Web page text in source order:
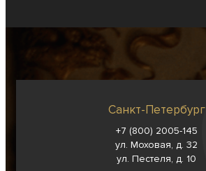
Санкт-Петербург
+7 (800) 2005-145
ул. Моховая, д. 32
ул. Пестеля, д. 10